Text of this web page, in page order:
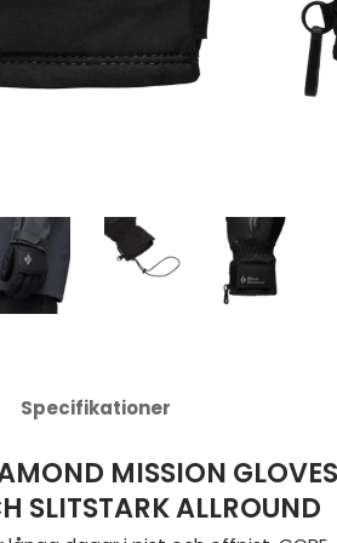
Specifikationer
MISSION
SLITSTARK ALLROUND